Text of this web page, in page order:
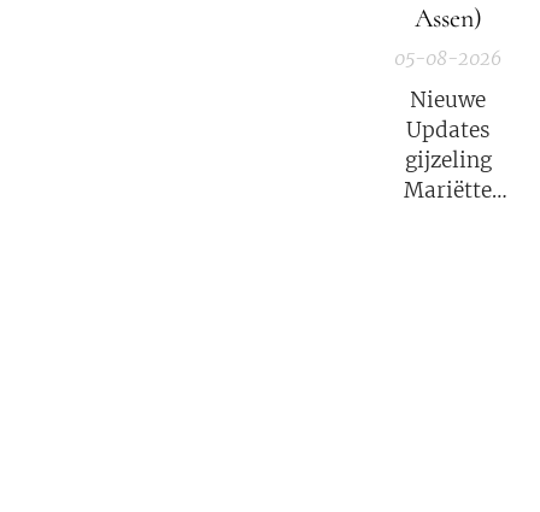
Assen)
05-08-2026
Nieuwe
Updates
gijzeling
Mariëtte